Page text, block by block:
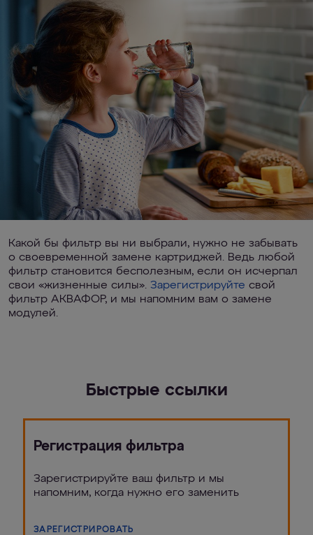
Какой бы фильтр вы ни выбрали, нужно не забывать
о своевременной замене картриджей. Ведь любой
фильтр становится бесполезным, если он исчерпал
свои «жизненные силы». Зарегистрируйте свой
фильтр АКВАФОР, и мы напомним вам о замене
модулей.
Быстрые ссылки
Регистрация фильтра
Зарегистрируйте ваш фильтр и мы
напомним, когда нужно его заменить
ЗАРЕГИСТРИРОВАТЬ